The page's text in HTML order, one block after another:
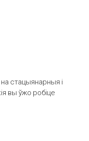
стацыянарныя і
вы ўжо робіце